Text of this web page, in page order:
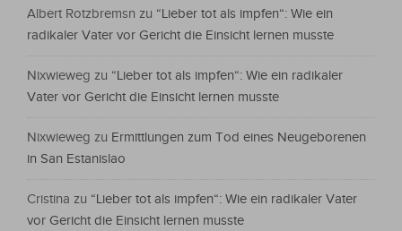
Albert Rotzbremsn zu “Lieber tot als impfen“: Wie ein
radikaler Vater vor Gericht die Einsicht lernen musste
Nixwieweg zu “Lieber tot als impfen“: Wie ein radikaler
Vater vor Gericht die Einsicht lernen musste
Nixwieweg zu Ermittlungen zum Tod eines Neugeborenen
in San Estanislao
Cristina zu “Lieber tot als impfen“: Wie ein radikaler Vater
vor Gericht die Einsicht lernen musste